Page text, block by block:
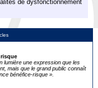
lumière une expression que les
mais que le grand public connaît
bénéfice-risque ».
de dysfonctionnement